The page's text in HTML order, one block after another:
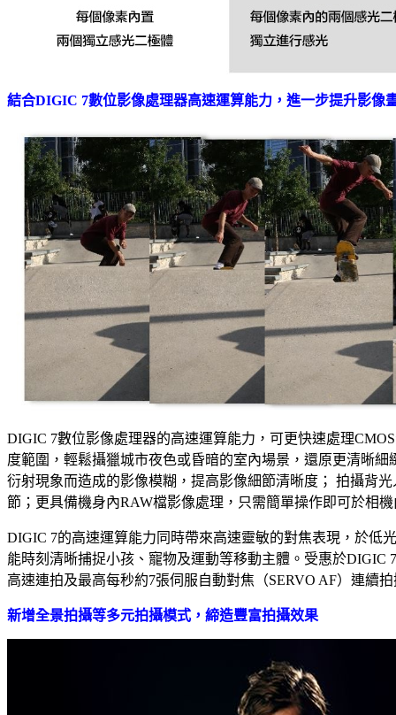
結合DIGIC 7數位影像處理器高速運算能力，進一步提升影像
DIGIC 7數位影像處理器的高速運算能力，可更快速處理
度範圍，輕鬆攝獵城市夜色或昏暗的室內場景，還原更清晰
衍射現象而造成的影像模糊，提高影像細節清晰度； 拍攝背
節；更具備機身內RAW檔影像處理，只需簡單操作即可於相
DIGIC 7的高速運算能力同時帶來高速靈敏的對焦表現，於低
能時刻清晰捕捉小孩、寵物及運動等移動主體。受惠於
高速連拍及最高每秒約7張伺服自動對焦（SERVO AF）連續
新增全景拍攝等多元拍攝模式，締造豐富拍攝效果